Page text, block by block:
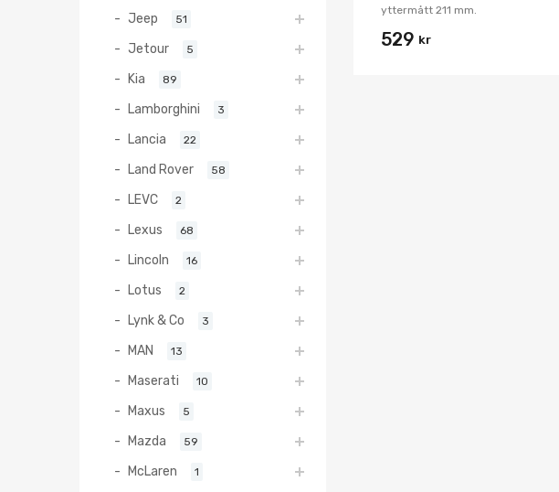
yttermått 211 mm.
529 kr
Jeep 51
Jetour 5
Kia 89
Lamborghini 3
Lancia 22
Land Rover 58
LEVC 2
Lexus 68
Lincoln 16
Lotus 2
Lynk & Co 3
MAN 13
Maserati 10
Maxus 5
Mazda 59
McLaren 1